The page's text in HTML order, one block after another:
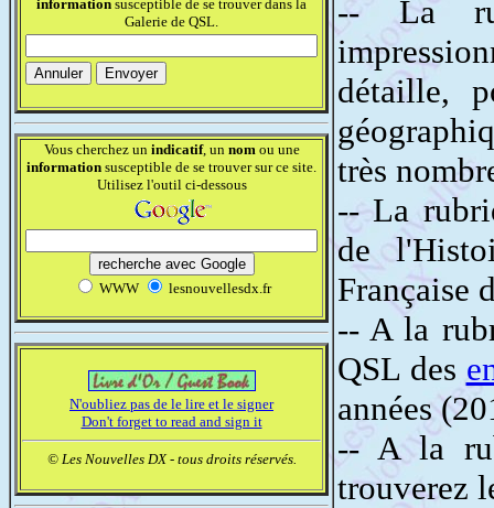
information susceptible de se trouver dans la
Galerie de QSL.
Vous cherchez un indicatif, un nomou une
information susceptible de se trouver sur ce site.
Utilisez l'outil ci-dessous
WWW lesnouvellesdx.fr
N'oubliez pas de le lire et le signer
Don't forget to read and sign it
© Les Nouvelles DX - tous droits réservés.
-- La
détaille,
très
-- La
de
Française
-- A la
QSL des
années
-- A la
trouverez